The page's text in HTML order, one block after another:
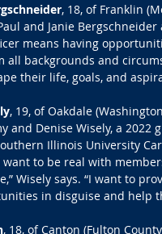
, 18, of Franklin
and Janie
means having
backgrounds and
their life, goals, and
, 19, of Oakdale
and Denise Wisely, a
Illinois University
want to be real with
Wisely says. “I want to
in disguise and help
, 18, of Canton (Fulton